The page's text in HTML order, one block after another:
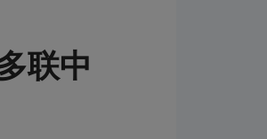
联中